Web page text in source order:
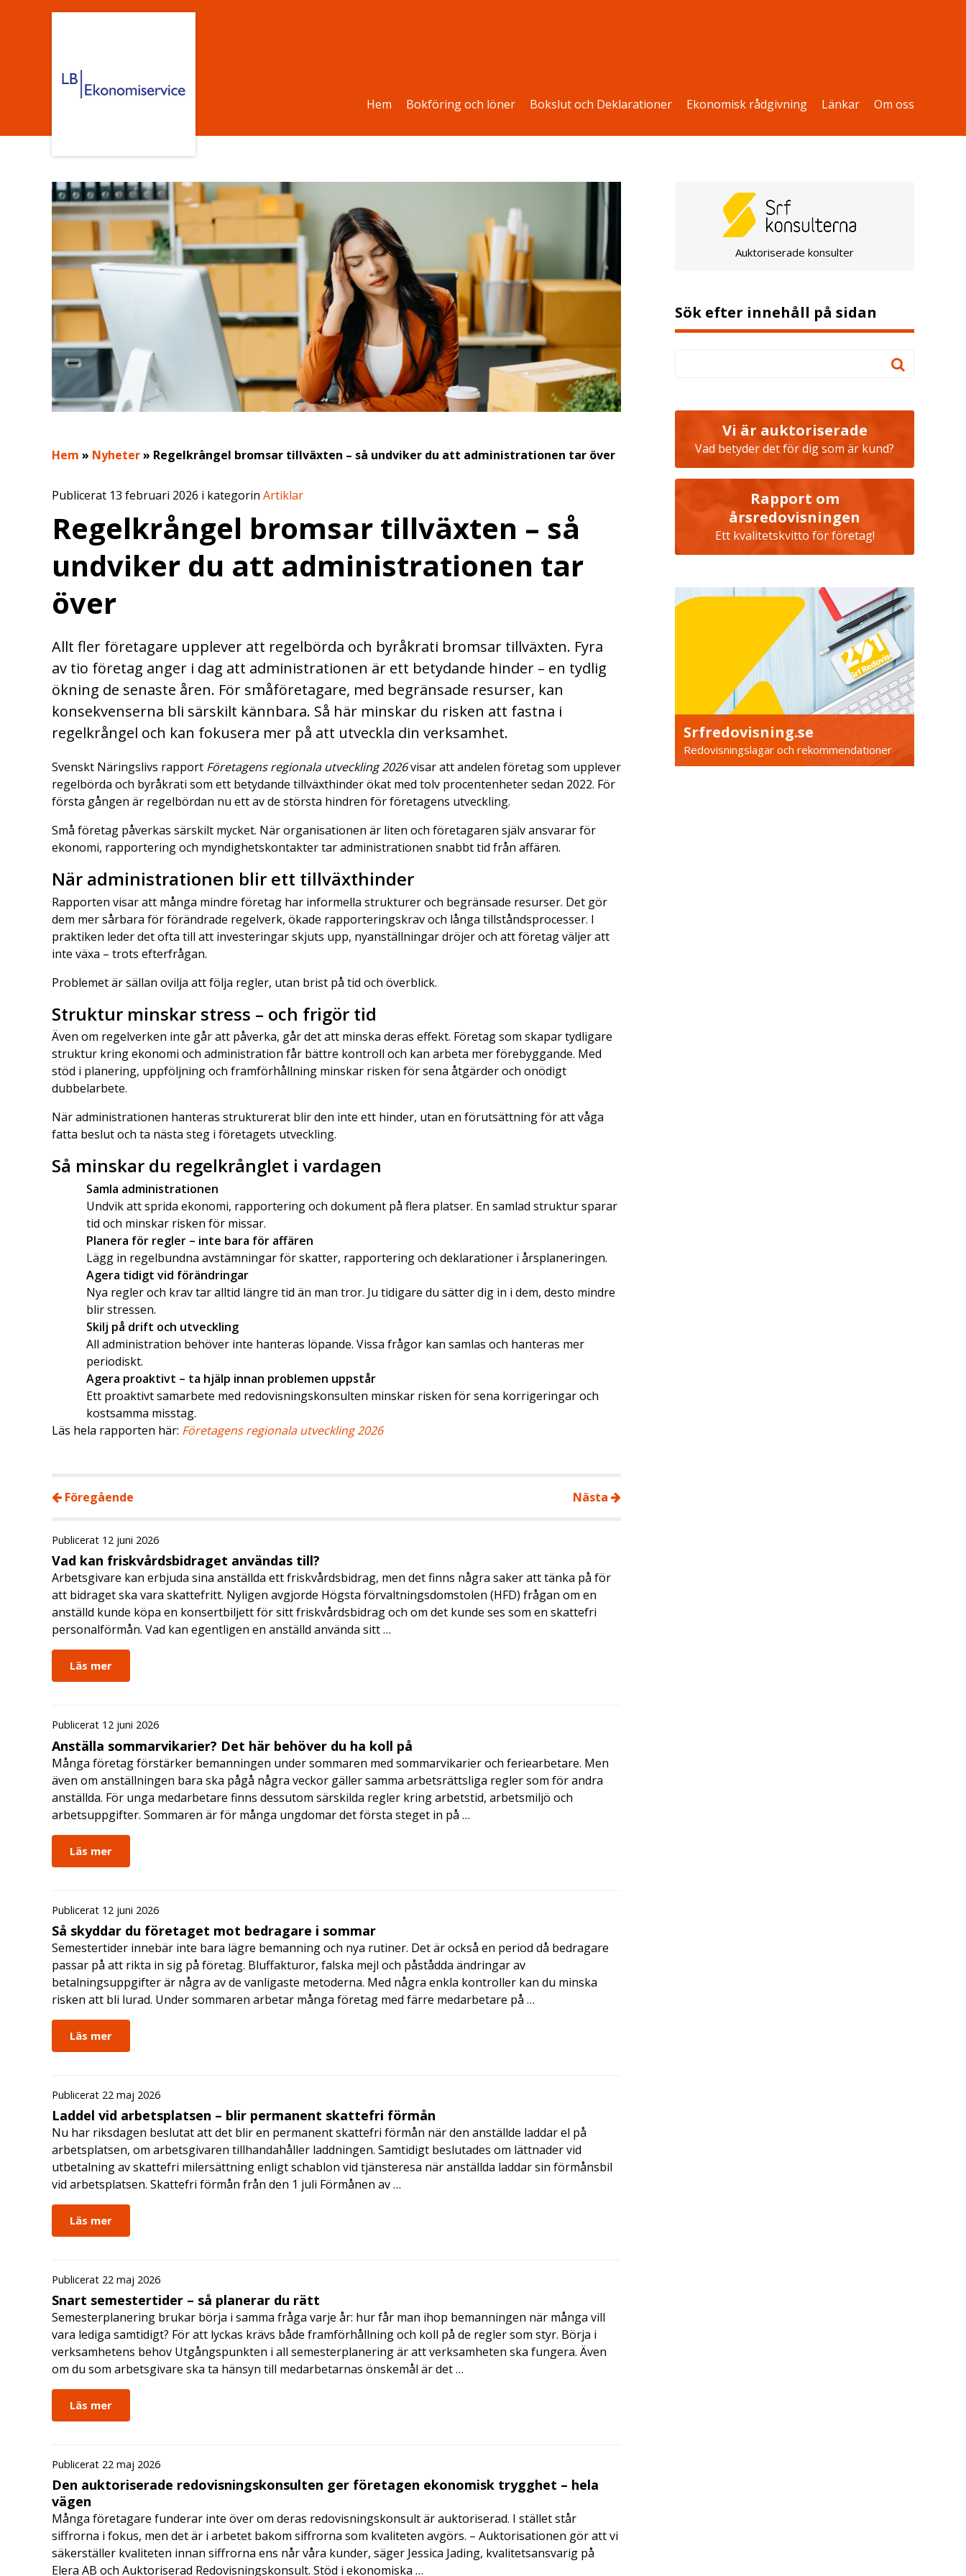
Hem Bokföring och löner Bokslut och Deklarationer Ekonomisk rådgivning Länkar Om oss
Hem » Nyheter» Regelkrångel bromsar tillväxten – så undviker du att administrationen tar över
Publicerat 13 februari 2026 i kategorin Artiklar
Regelkrångel bromsar tillväxten – så
undviker du att administrationen tar
över
Allt fler företagare upplever att regelbörda och byråkrati bromsar tillväxten. Fyra
av tio företag anger i dag att administrationen är ett betydande hinder – en tydlig
ökning de senaste åren. För småföretagare, med begränsade resurser, kan
konsekvenserna bli särskilt kännbara. Så här minskar du risken att fastna i
regelkrångel och kan fokusera mer på att utveckla din verksamhet.
Svenskt Näringslivs rapport Företagens regionala utveckling 2026visar att andelen företag som upplever
regelbörda och byråkrati som ett betydande tillväxthinder ökat med tolv procentenheter sedan 2022. För
första gången är regelbördan nu ett av de största hindren för företagens utveckling.
Små företag påverkas särskilt mycket. När organisationen är liten och företagaren själv ansvarar för
ekonomi, rapportering och myndighetskontakter tar administrationen snabbt tid från affären.
När administrationen blir ett tillväxthinder
Rapporten visar att många mindre företag har informella strukturer och begränsade resurser. Det gör
dem mer sårbara för förändrade regelverk, ökade rapporteringskrav och långa tillståndsprocesser. I
praktiken leder det ofta till att investeringar skjuts upp, nyanställningar dröjer och att företag väljer att
inte växa – trots efterfrågan.
Problemet är sällan ovilja att följa regler, utan brist på tid och överblick.
Struktur minskar stress – och frigör tid
Även om regelverken inte går att påverka, går det att minska deras effekt. Företag som skapar tydligare
struktur kring ekonomi och administration får bättre kontroll och kan arbeta mer förebyggande. Med
stöd i planering, uppföljning och framförhållning minskar risken för sena åtgärder och onödigt
dubbelarbete.
När administrationen hanteras strukturerat blir den inte ett hinder, utan en förutsättning för att våga
fatta beslut och ta nästa steg i företagets utveckling.
Så minskar du regelkrånglet i vardagen
Samla administrationen
Undvik att sprida ekonomi, rapportering och dokument på flera platser. En samlad struktur sparar
tid och minskar risken för missar.
Planera för regler – inte bara för affären
Lägg in regelbundna avstämningar för skatter, rapportering och deklarationer i årsplaneringen.
Agera tidigt vid förändringar
Nya regler och krav tar alltid längre tid än man tror. Ju tidigare du sätter dig in i dem, desto mindre
blir stressen.
Skilj på drift och utveckling
All administration behöver inte hanteras löpande. Vissa frågor kan samlas och hanteras mer
periodiskt.
Agera proaktivt – ta hjälp innan problemen uppstår
Ett proaktivt samarbete med redovisningskonsulten minskar risken för sena korrigeringar och
kostsamma misstag.
Läs hela rapporten här: Företagens regionala utveckling 2026
Föregående Nästa
Publicerat 12 juni 2026
Vad kan friskvårdsbidraget användas till?
Arbetsgivare kan erbjuda sina anställda ett friskvårdsbidrag, men det finns några saker att tänka på för
att bidraget ska vara skattefritt. Nyligen avgjorde Högsta förvaltningsdomstolen (HFD) frågan om en
anställd kunde köpa en konsertbiljett för sitt friskvårdsbidrag och om det kunde ses som en skattefri
personalförmån. Vad kan egentligen en anställd använda sitt …
Läs mer
Publicerat 12 juni 2026
Anställa sommarvikarier? Det här behöver du ha koll på
Många företag förstärker bemanningen under sommaren med sommarvikarier och feriearbetare. Men
även om anställningen bara ska pågå några veckor gäller samma arbetsrättsliga regler som för andra
anställda. För unga medarbetare finns dessutom särskilda regler kring arbetstid, arbetsmiljö och
arbetsuppgifter. Sommaren är för många ungdomar det första steget in på …
Läs mer
Publicerat 12 juni 2026
Så skyddar du företaget mot bedragare i sommar
Semestertider innebär inte bara lägre bemanning och nya rutiner. Det är också en period då bedragare
passar på att rikta in sig på företag. Bluffakturor, falska mejl och påstådda ändringar av
betalningsuppgifter är några av de vanligaste metoderna. Med några enkla kontroller kan du minska
risken att bli lurad. Under sommaren arbetar många företag med färre medarbetare på …
Läs mer
Publicerat 22 maj 2026
Laddel vid arbetsplatsen – blir permanent skattefri förmån
Nu har riksdagen beslutat att det blir en permanent skattefri förmån när den anställde laddar el på
arbetsplatsen, om arbetsgivaren tillhandahåller laddningen. Samtidigt beslutades om lättnader vid
utbetalning av skattefri milersättning enligt schablon vid tjänsteresa när anställda laddar sin förmånsbil
vid arbetsplatsen. Skattefri förmån från den 1 juli Förmånen av …
Läs mer
Publicerat 22 maj 2026
Snart semestertider – så planerar du rätt
Semesterplanering brukar börja i samma fråga varje år: hur får man ihop bemanningen när många vill
vara lediga samtidigt? För att lyckas krävs både framförhållning och koll på de regler som styr. Börja i
verksamhetens behov Utgångspunkten i all semesterplanering är att verksamheten ska fungera. Även
om du som arbetsgivare ska ta hänsyn till medarbetarnas önskemål är det …
Läs mer
Publicerat 22 maj 2026
Den auktoriserade redovisningskonsulten ger företagen ekonomisk trygghet – hela
vägen
Många företagare funderar inte över om deras redovisningskonsult är auktoriserad. I stället står
siffrorna i fokus, men det är i arbetet bakom siffrorna som kvaliteten avgörs. – Auktorisationen gör att vi
säkerställer kvaliteten innan siffrorna ens når våra kunder, säger Jessica Jading, kvalitetsansvarig på
Elera AB och Auktoriserad Redovisningskonsult. Stöd i ekonomiska …
Auktoriserade konsulter
Sök efter innehåll på sidan
Vi är auktoriserade
Vad betyder det för dig som är kund?
Rapport om
årsredovisningen
Ett kvalitetskvitto för företag!
Srfredovisning.se
Redovisningslagar och rekommendationer